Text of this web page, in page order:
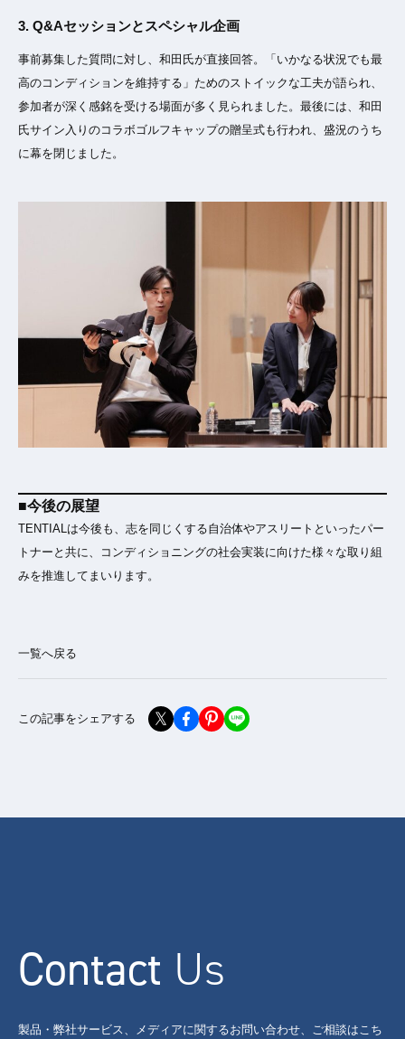
3. Q&Aセッションとスペシャル企画
事前募集した質問に対し、和田氏が直接回答。「いかなる状況でも最
高のコンディションを維持する」ためのストイックな工夫が語られ、
参加者が深く感銘を受ける場面が多く見られました。最後には、和田
氏サイン入りのコラボゴルフキャップの贈呈式も行われ、盛況のうち
に幕を閉じました。
■今後の展望
TENTIALは今後も、志を同じくする自治体やアスリートといったパー
トナーと共に、コンディショニングの社会実装に向けた様々な取り組
みを推進してまいります。
一覧へ戻る
この記事をシェアする
Contact Us
製品・弊社サービス、メディアに関するお問い合わせ、ご相談はこち